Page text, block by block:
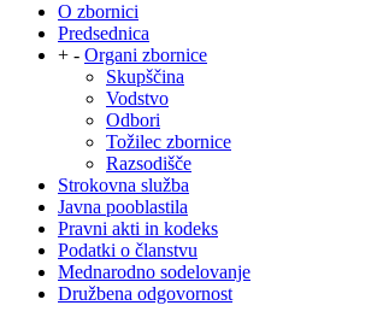
O zbornici
Predsednica
+ - Organi zbornice
Skupščina
Vodstvo
Odbori
Tožilec zbornice
Razsodišče
Strokovna služba
Javna pooblastila
Pravni akti in kodeks
Podatki o članstvu
Mednarodno sodelovanje
Družbena odgovornost